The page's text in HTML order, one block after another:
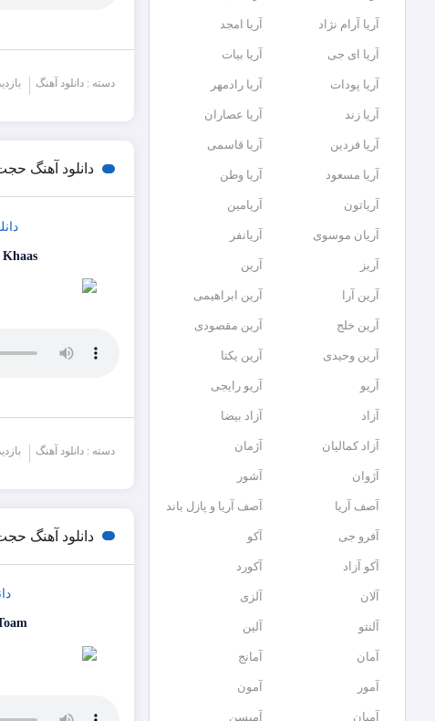
دسته : دانلود آهنگ بازدید
دانلود آهنگ
دسته : دانلود آهنگ بازدید
دانلود آهنگ
آریا آرام نژاد آریا امجد
آریا ای جی آریا بیات
آریا پودات آریا رادمهر
آریا زند آریا عصاران
آریا فردین آریا قاسمی
آریا مسعود آریا وطن
آریاتون آریامین
آریان موسوی آریانفر
آریز آرین
آرین آرا آرین ابراهیمی
آرین خلج آرین مقصودی
آرین وحیدی آرین یکتا
آریو آریو رایجی
آزاد آزاد بیضا
آزاد کمالیان آژمان
آژوان آشور
آصف آریا آصف آریا و پازل باند
آفرو جی آکو
آکو آزاد آکورد
آلان آلزی
آلنتو آلین
آمان آمانج
آمور آمون
آمیان آمیسن